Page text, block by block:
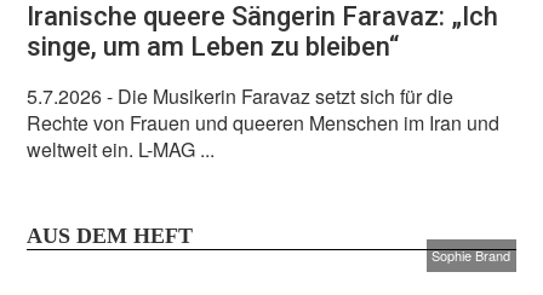
Iranische queere Sängerin Faravaz: „Ich
singe, um am Leben zu bleiben“
5.7.2026- Die Musikerin Faravaz setzt sich für die
Rechte von Frauen und queeren Menschen im Iran und
weltweit ein. L-MAG ...
AUS DEM HEFT
Sophie Brand